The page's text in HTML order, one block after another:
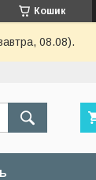
Кошик
08.08).